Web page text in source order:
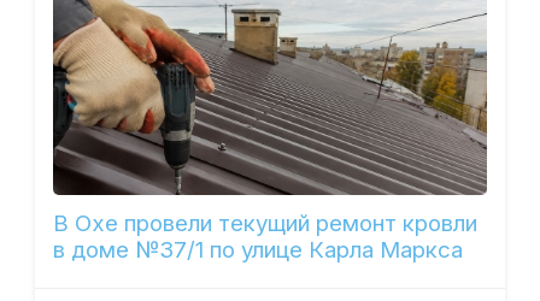
В Охе провели текущий ремонт кровли
в доме №37/1 по улице Карла Маркса